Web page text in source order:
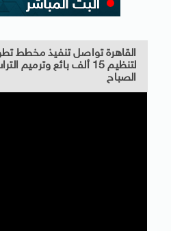
القاهرة تواصل تنفيذ مخطط
لتنظيم 15 ألف بائع
الصباح